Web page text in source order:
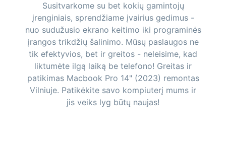
Susitvarkome su bet kokių gamintojų
įrenginiais, sprendžiame įvairius gedimus -
nuo sudužusio ekrano keitimo iki programinės
įrangos trikdžių šalinimo. Mūsų paslaugos ne
tik efektyvios, bet ir greitos - neleisime, kad
liktumėte ilgą laiką be telefono! Greitas ir
patikimas Macbook Pro 14" (2023) remontas
Vilniuje. Patikėkite savo kompiuterį mums ir
jis veiks lyg būtų naujas!